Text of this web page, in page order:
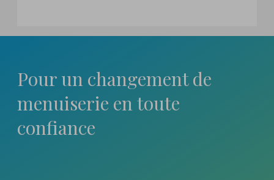
Pour un changementde
menuiserie en toute
confiance